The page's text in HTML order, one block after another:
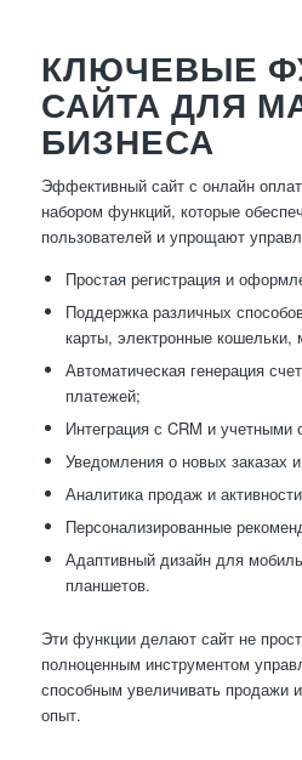
КЛЮЧЕВЫЕ
САЙТА ДЛЯ
БИЗНЕСА
Эффективный сайт с онлайн
набором функций, которые
пользователей и упрощают
Простая регистрация и
Поддержка различных
карты, электронные
Автоматическая генерация
платежей;
Интеграция с CRM и учетными
Уведомления о новых заказах
Аналитика продаж и
Персонализированные
Адаптивный дизайн для
планшетов.
Эти функции делают сайт не
полноценным инструментом
способным увеличивать продажи
опыт.